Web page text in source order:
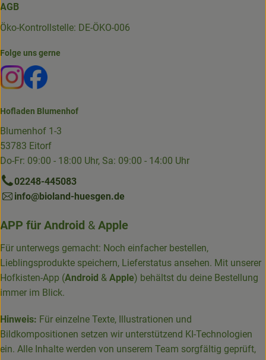
AGB
Öko-Kontrollstelle: DE-ÖKO-006
Folge uns gerne
Externer Link zu https://www.instagram.com/die.hofkiste/
Externer Link zu https://www.facebook.com/p/Die-
Hofladen Blumenhof
Blumenhof 1-3
53783 Eitorf
Do-Fr: 09:00 - 18:00 Uhr, Sa: 09:00 - 14:00 Uhr
02248-445083
info@bioland-huesgen.de
APP für Android & Apple
Für unterwegs gemacht: Noch einfacher bestellen,
Lieblingsprodukte speichern, Lieferstatus ansehen. Mit unserer
Hofkisten-App (Android & Apple) behältst du deine Bestellung
immer im Blick.
Hinweis: Für einzelne Texte, Illustrationen und
Bildkompositionen setzen wir unterstützend KI-Technologien
ein. Alle Inhalte werden von unserem Team sorgfältig geprüft,